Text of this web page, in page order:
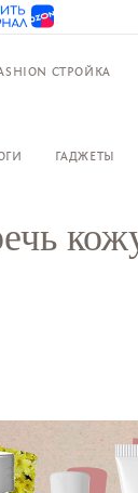
СТРОЙКА
ГАДЖЕТЫ